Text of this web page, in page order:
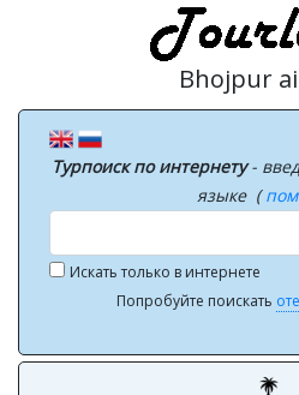
Bhojpur
Турпоиск по интернету-
языке (
Искать только в интернете
Попробуйте поискать